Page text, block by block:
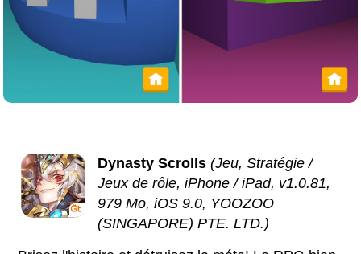
Dynasty Scrolls (Jeu, Stratégie /
Jeux de rôle, iPhone / iPad, v1.0.81,
979 Mo, iOS 9.0, YOOZOO
(SINGAPORE) PTE. LTD.)